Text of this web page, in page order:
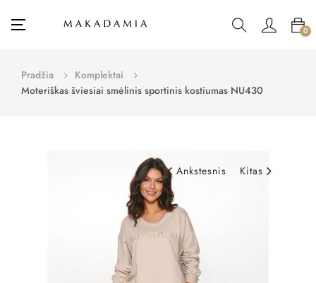
Toggle
☰ 0
Pradžia
Komplektai
Moteriškas šviesiai smėlinis sportinis kostiumas NU430
Ankstesnis Kitas